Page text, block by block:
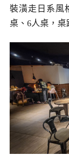
裝潢走日系風
桌、6人桌，